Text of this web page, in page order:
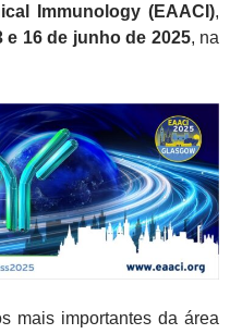
Immunology (EAACI),
e 16 de junho de 2025, na
mais importantes da área